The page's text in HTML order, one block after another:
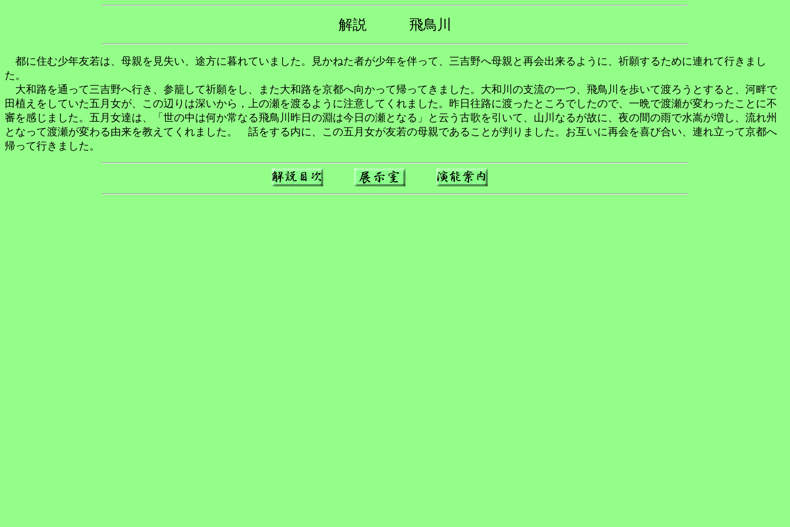
解説 飛鳥川
都に住む少年友若は、母親を見失い、途方に暮れていました。見かねた者が少年を伴って、三吉野へ母親と再会出来るように、祈願するために連れて行きまし
た。
大和路を通って三吉野へ行き、参籠して祈願をし、また大和路を京都へ向かって帰ってきました。大和川の支流の一つ、飛鳥川を歩いて渡ろうとすると、河畔で
田植えをしていた五月女が、この辺りは深いから，上の瀬を渡るように注意してくれました。昨日往路に渡ったところでしたので、一晩で渡瀬が変わったことに不
審を感じました。五月女達は、「世の中は何か常なる飛鳥川昨日の淵は今日の瀬となる」と云う古歌を引いて、山川なるが故に、夜の間の雨で水嵩が増し、流れ州
となって渡瀬が変わる由来を教えてくれました。 話をする内に、この五月女が友若の母親であることが判りました。お互いに再会を喜び合い、連れ立って京都へ
帰って行きました。